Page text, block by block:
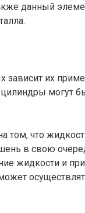
данный
их
могут
том, что
в свою
жидкости и